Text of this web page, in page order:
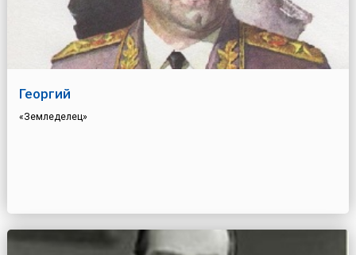
Георгий
«Земледелец»